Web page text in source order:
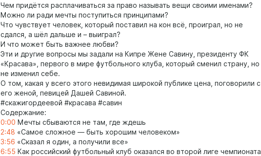
Чем придётся расплачиваться за право называть вещи своими именами?
Можно ли ради мечты поступиться принципами?
Что чувствует человек, который поставил на кон всё, проиграл, но не
сдался, а шёл дальше и – выиграл?
И что может быть важнее любви?
Эти и другие вопросы мы задали на Кипре Жене Савину, президенту ФК
«Красава», первого в мире футбольного клуба, который сменил страну, но
не изменил себе.
О том, какая у всего этого невидимая широкой публике цена, поговорили с
его женой, певицей Дашей Савиной.
#скажигордеевой #красава #савин
Содержание:
0:00 Мечты сбываются не там, где ждешь
2:48 «Самое сложное — быть хорошим человеком»
3:56 «Сказал я один, а получили все»
6:55 Как российский футбольный клуб оказался во второй лиге чемпионата